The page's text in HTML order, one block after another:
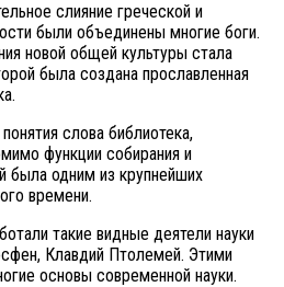
слияние греческой и
были объединены многие боги.
новой общей культуры стала
была создана прославленная
слова библиотека,
функции собирания и
была одним из крупнейших
времени.
такие видные деятели науки
Клавдий Птолемей. Этими
основы современной науки.